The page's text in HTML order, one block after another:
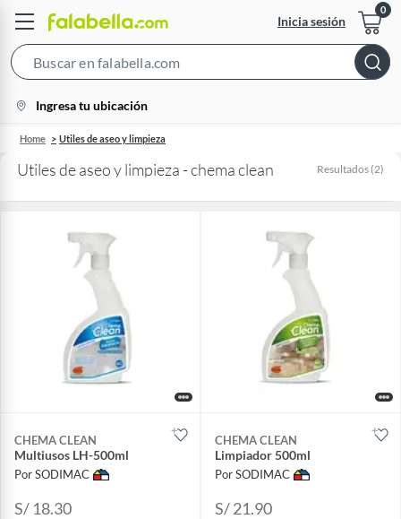
Inicia sesión
Bar
location-
icon
Ingresa tu ubicación
Home Utiles de aseo y limpieza
Utiles de aseo y limpieza - chema clean Resultados (2)
CHEMA CLEAN
Multiusos LH-500ml
Por SODIMAC
S/ 18.30
CHEMA CLEAN
Limpiador 500ml
Por SODIMAC
S/ 21.90